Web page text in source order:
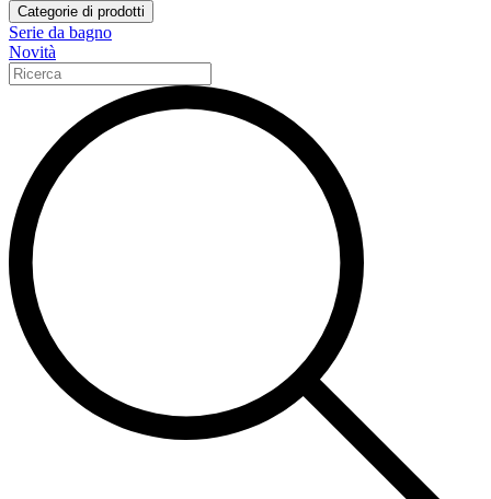
Categorie di prodotti
Serie da bagno
Novità